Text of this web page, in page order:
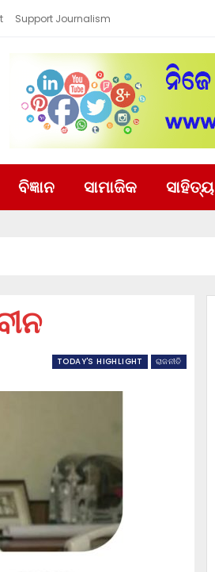
Support Journalism
ବିଜ୍ଞାନ ସାମାଜିକ ସାହିତ୍ୟ
TODAY'S HIGHLIGHT ରାଜନୀତି